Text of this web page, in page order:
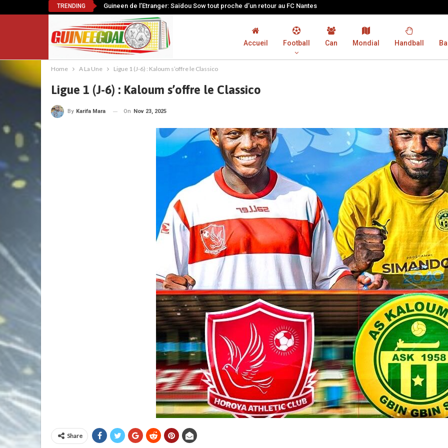
TRENDING Guineen de l’Etranger: Saïdou Sow tout proche d’un retour au FC Nantes
Accueil Football Can Mondial Handball
Home A La Une Ligue 1 (J-6) : Kaloum s’offre le Classico
Ligue 1 (J-6) : Kaloum s’offre le Classico
By Karifa Mara On Nov 23, 2025
Share